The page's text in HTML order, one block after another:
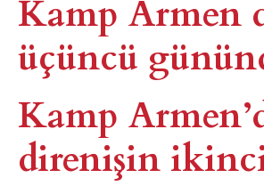
Kamp Armen
üçüncü
Kamp
direnişin